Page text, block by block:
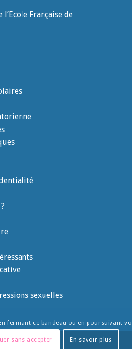
Française de
sexuelles
fermant ce bandeau ou en poursuivant
sans accepter En savoir plus